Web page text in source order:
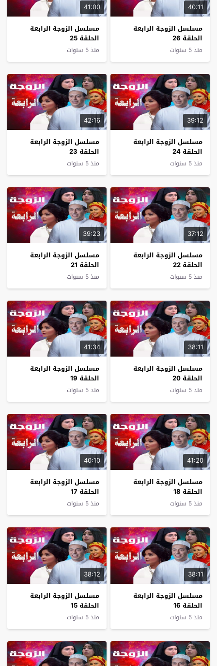
40:11
مسلسل الزوجة الرابعة
الحلقة 26
منذ 5 سنوات
41:00
مسلسل الزوجة الرابعة
الحلقة 25
منذ 5 سنوات
39:12
مسلسل الزوجة الرابعة
الحلقة 24
منذ 5 سنوات
42:16
مسلسل الزوجة الرابعة
الحلقة 23
منذ 5 سنوات
37:12
مسلسل الزوجة الرابعة
الحلقة 22
منذ 5 سنوات
39:23
مسلسل الزوجة الرابعة
الحلقة 21
منذ 5 سنوات
38:11
مسلسل الزوجة الرابعة
الحلقة 20
منذ 5 سنوات
41:34
مسلسل الزوجة الرابعة
الحلقة 19
منذ 5 سنوات
41:20
مسلسل الزوجة الرابعة
الحلقة 18
منذ 5 سنوات
40:10
مسلسل الزوجة الرابعة
الحلقة 17
منذ 5 سنوات
38:11
مسلسل الزوجة الرابعة
الحلقة 16
منذ 5 سنوات
38:12
مسلسل الزوجة الرابعة
الحلقة 15
منذ 5 سنوات